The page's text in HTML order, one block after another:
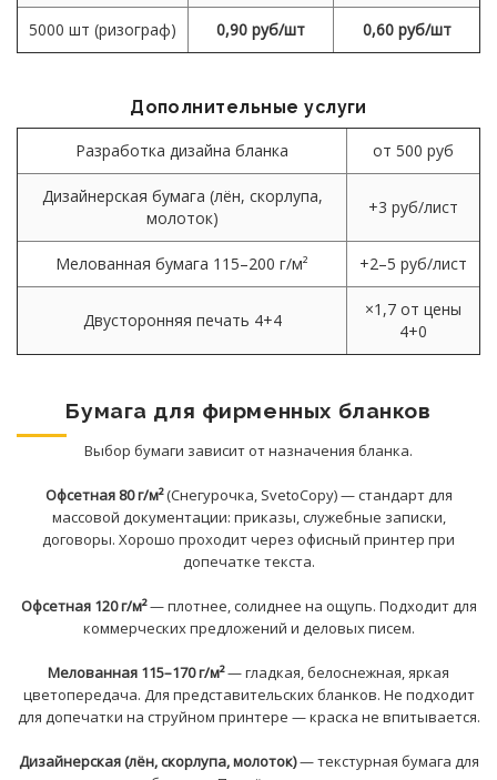
5000 шт (ризограф) 0,90 руб/шт 0,60 руб/шт
Дополнительные услуги
Разработка дизайна бланка от 500 руб
Дизайнерская бумага (лён, скорлупа,
молоток)
+3 руб/лист
Мелованная бумага 115–200 г/м² +2–5 руб/лист
Двусторонняя печать 4+4
×1,7 от цены
4+0
Бумага для фирменных бланков
Выбор бумаги зависит от назначения бланка.
Офсетная 80 г/м²(Снегурочка, SvetoCopy) — стандарт для
массовой документации: приказы, служебные записки,
договоры. Хорошо проходит через офисный принтер при
допечатке текста.
Офсетная 120 г/м²— плотнее, солиднее на ощупь. Подходит для
коммерческих предложений и деловых писем.
Мелованная 115–170 г/м²— гладкая, белоснежная, яркая
цветопередача. Для представительских бланков. Не подходит
для допечатки на струйном принтере — краска не впитывается.
Дизайнерская (лён, скорлупа, молоток)— текстурная бумага для